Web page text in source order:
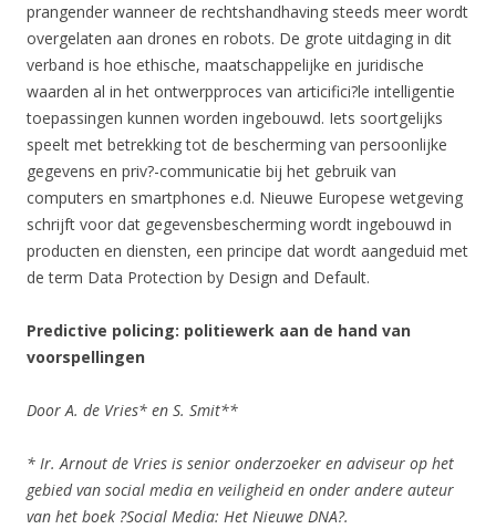
prangender wanneer de rechtshandhaving steeds meer wordt
overgelaten aan drones en robots. De grote uitdaging in dit
verband is hoe ethische, maatschappelijke en juridische
waarden al in het ontwerpproces van articifici?le intelligentie
toepassingen kunnen worden ingebouwd. Iets soortgelijks
speelt met betrekking tot de bescherming van persoonlijke
gegevens en priv?-communicatie bij het gebruik van
computers en smartphones e.d. Nieuwe Europese wetgeving
schrijft voor dat gegevensbescherming wordt ingebouwd in
producten en diensten, een principe dat wordt aangeduid met
de term Data Protection by Design and Default.
Predictive policing: politiewerk aan de hand van
voorspellingen
Door A. de Vries* en S. Smit**
* Ir. Arnout de Vries is senior onderzoeker en adviseur op het
gebied van social media en veiligheid en onder andere auteur
van het boek ?Social Media: Het Nieuwe DNA?.